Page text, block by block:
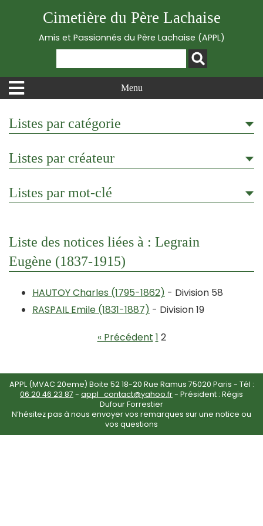
Cimetière du Père Lachaise
Amis et Passionnés du Père Lachaise (APPL)
Menu
Listes par catégorie
Listes par créateur
Listes par mot-clé
Liste des notices liées à : Legrain
Eugène (1837-1915)
HAUTOY Charles (1795-1862) - Division 58
RASPAIL Emile (1831-1887) - Division 19
« Précédent 1 2
APPL (MVAC 20eme) Boite 52 18-20 Rue Ramus 75020 Paris - Tél :
06 20 46 23 87 - appl_contact@yahoo.fr- Président : Régis
Dufour Forrestier
N’hésitez pas à nous envoyer vos remarques sur une notice ou
vos questions